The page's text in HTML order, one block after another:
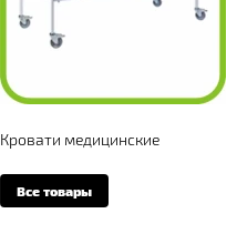
Кровати медицинские
Все товары